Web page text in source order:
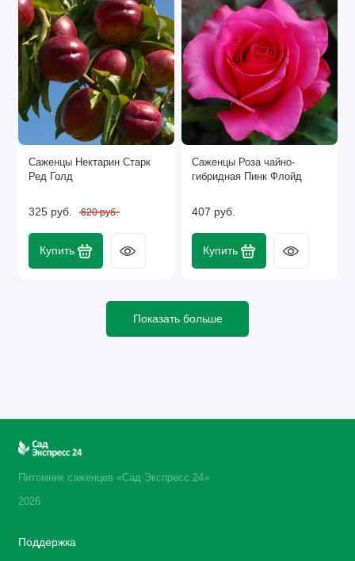
Саженцы Нектарин Старк
Ред Голд
325 руб. 620 руб.
Купить
Саженцы Роза чайно-
гибридная Пинк Флойд
407 руб.
Купить
Показать больше
Питомник саженцев «Сад Экспресс 24»
2026
Поддержка